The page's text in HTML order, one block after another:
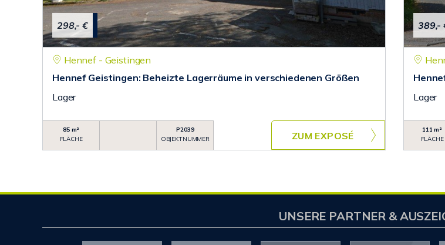
298,- €
Hennef - Geistingen
Hennef Geistingen: Beheizte Lagerräume in verschiedenen Größen
Lager
85 m²
FLÄCHE
P2039
OBJEKTNUMMER
ZUM EXPOSÉ
389,-
Lager
111 m²
FLÄCHE
UNSERE PARTNER &